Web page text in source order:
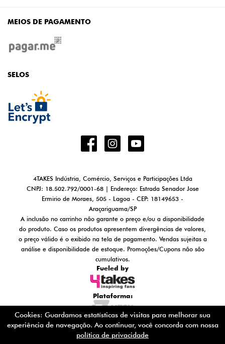
MEIOS DE PAGAMENTO
SELOS
4TAKES Indústria, Comércio, Serviços e Participações Ltda
CNPJ: 18.502.792/0001-68 | Endereço: Estrada Senador Jose
Ermirio de Moraes, 505 - Lagoa - CEP: 18149653 -
Araçariguama/SP
A inclusão no carrinho não garante o preço e/ou a disponibilidade
do produto. Caso os produtos apresentem divergências de valores,
o preço válido é o exibido na tela de pagamento. Vendas sujeitas a
análise e disponibilidade de estoque. Promoções/Cupons não são
cumulativos.
Fueled by
Plataforma:
Cookies: Guardamos estatísticas de visitas para melhorar sua
experiência de navegação. Ao continuar, você concorda com nossa
política de privacidade